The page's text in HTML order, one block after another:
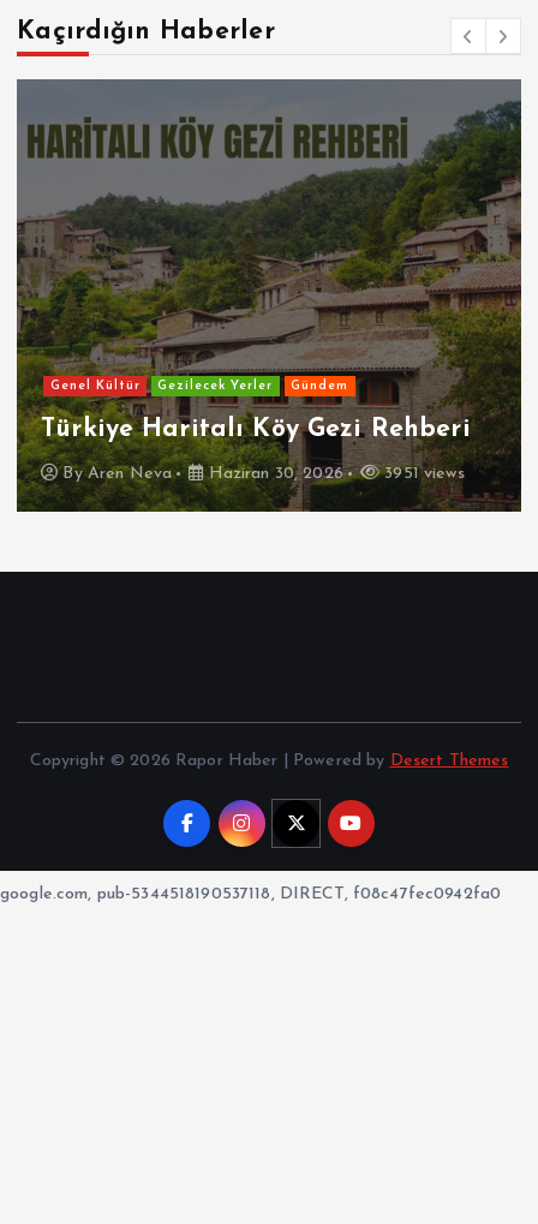
Kaçırdığın Haberler
Genel Kültür Gezilecek Yerler Gündem
Türkiye Haritalı Köy Gezi Rehberi
ByAren Neva Haziran 30, 2026 3951 views
Copyright © 2026 Rapor Haber | Powered by Desert Themes
google.com, pub-5344518190537118, DIRECT, f08c47fec0942fa0